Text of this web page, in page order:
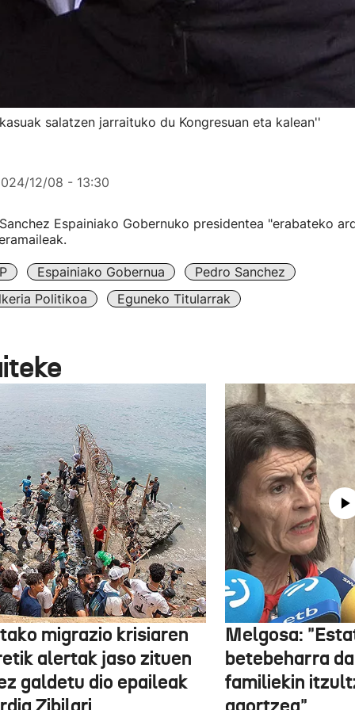
salatzen jarraituko du Kongresuan eta kalean''
12/08 - 13:30
Espainiako Gobernuko presidentea "erabateko
Espainiako Gobernua
Pedro Sanchez
Politikoa
Eguneko Titularrak
migrazio krisiaren
alertak jaso zituen
galdetu dio epaileak
Melgosa:
betebeharra
familiekin